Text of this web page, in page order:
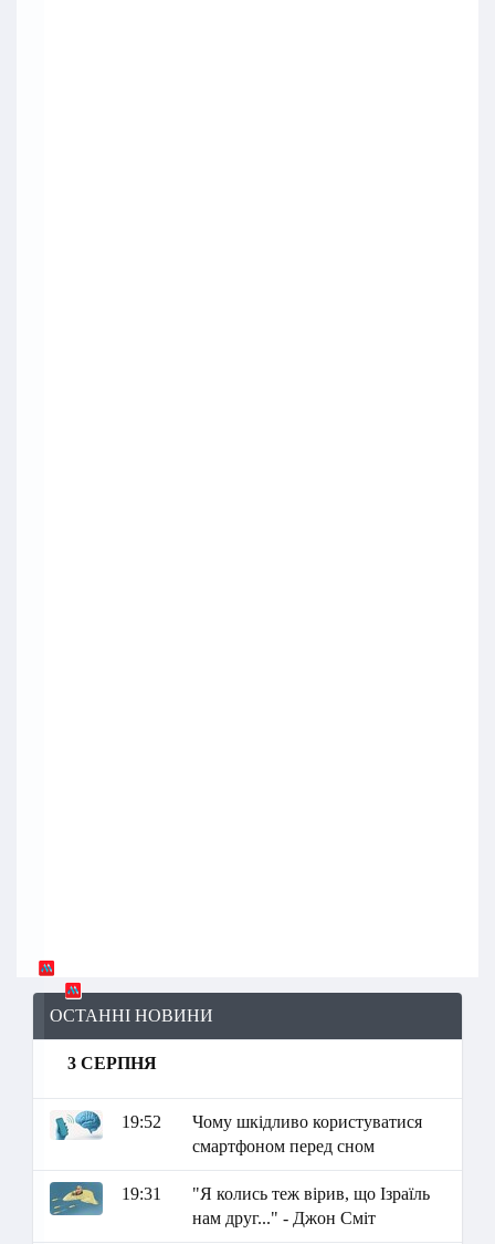
ОСТАННІ НОВИНИ
3 СЕРПНЯ
19:52
Чому шкідливо користуватися
смартфоном перед сном
19:31
"Я колись теж вірив, що Ізраїль
нам друг..." - Джон Сміт